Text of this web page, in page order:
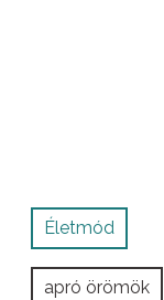
Életmód
apró örömök